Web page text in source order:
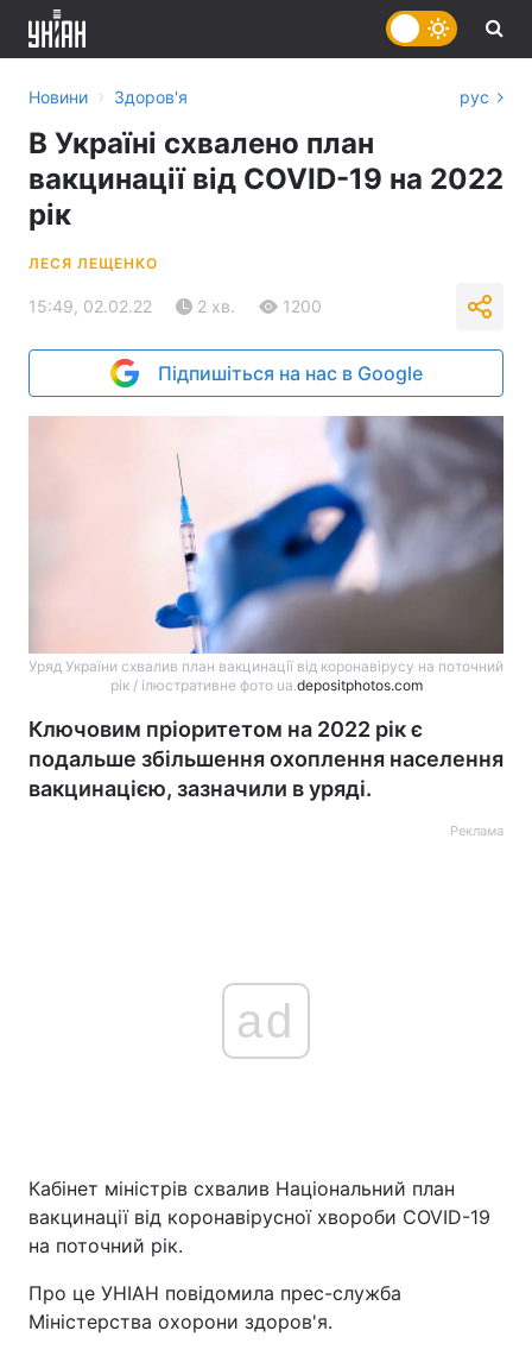
Україна Політика
Спорт Наука
Новини › Здоров'я рус
В Україні схвалено план
вакцинації від COVID-19 на 2022
рік
ЛЕСЯ ЛЕЩЕНКО
15:49, 02.02.22 2 хв. 1200
Підпишіться на нас в Google
Уряд України схвалив план вакцинації від коронавірусу на поточний
рік / ілюстративне фото ua.depositphotos.com
Ключовим пріоритетом на 2022 рік є
подальше збільшення охоплення населення
вакцинацією, зазначили в уряді.
Реклама
ad
Кабінет міністрів схвалив Національний план
вакцинації від коронавірусної хвороби COVID-19
на поточний рік.
Про це УНІАН повідомила прес-служба
Міністерства охорони здоров'я.